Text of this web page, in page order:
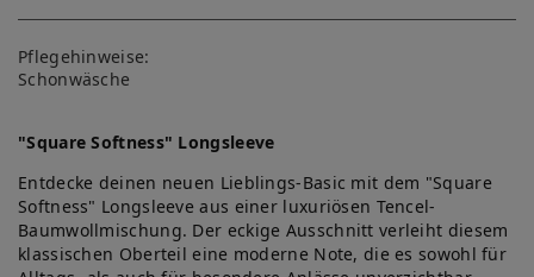
lis
te
Pflegehinweise:
Schonwäsche
"Square Softness" Longsleeve
Entdecke deinen neuen Lieblings-Basic mit dem "Square
Softness" Longsleeve aus einer luxuriösen Tencel-
Baumwollmischung. Der eckige Ausschnitt verleiht diesem
klassischen Oberteil eine moderne Note, die es sowohl für